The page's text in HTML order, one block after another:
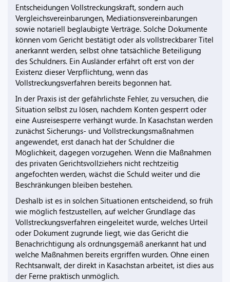
Entscheidungen Vollstreckungskraft, sondern auch
Vergleichsvereinbarungen, Mediationsvereinbarungen
sowie notariell beglaubigte Verträge. Solche Dokumente
können vom Gericht bestätigt oder als vollstreckbarer Titel
anerkannt werden, selbst ohne tatsächliche Beteiligung
des Schuldners. Ein Ausländer erfährt oft erst von der
Existenz dieser Verpflichtung, wenn das
Vollstreckungsverfahren bereits begonnen hat.
In der Praxis ist der gefährlichste Fehler, zu versuchen, die
Situation selbst zu lösen, nachdem Konten gesperrt oder
eine Ausreisesperre verhängt wurde. In Kasachstan werden
zunächst Sicherungs- und Vollstreckungsmaßnahmen
angewendet, erst danach hat der Schuldner die
Möglichkeit, dagegen vorzugehen. Wenn die Maßnahmen
des privaten Gerichtsvollziehers nicht rechtzeitig
angefochten werden, wächst die Schuld weiter und die
Beschränkungen bleiben bestehen.
Deshalb ist es in solchen Situationen entscheidend, so früh
wie möglich festzustellen, auf welcher Grundlage das
Vollstreckungsverfahren eingeleitet wurde, welches Urteil
oder Dokument zugrunde liegt, wie das Gericht die
Benachrichtigung als ordnungsgemäß anerkannt hat und
welche Maßnahmen bereits ergriffen wurden. Ohne einen
Rechtsanwalt, der direkt in Kasachstan arbeitet, ist dies aus
der Ferne praktisch unmöglich.